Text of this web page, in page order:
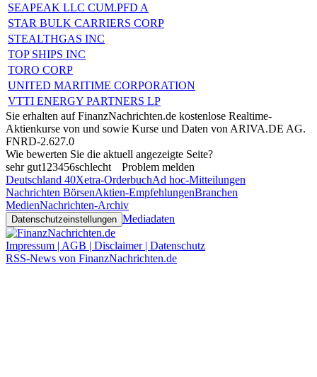
SEAPEAK LLC CUM.PFD A
STAR BULK CARRIERS CORP
STEALTHGAS INC
TOP SHIPS INC
TORO CORP
UNITED MARITIME CORPORATION
VTTI ENERGY PARTNERS LP
Sie erhalten auf FinanzNachrichten.de kostenlose Realtime-
Aktienkurse von und sowie Kurse und Daten von ARIVA.DE AG.
FNRD-2.627.0
Wie bewerten Sie die aktuell angezeigte Seite?
sehr gut1 23456schlecht
Problem melden
Deutschland 40Xetra-OrderbuchAd hoc-Mitteilungen
Nachrichten BörsenAktien-EmpfehlungenBranchen
MedienNachrichten-Archiv
Datenschutzeinstellungen Mediadaten
Impressum | AGB | Disclaimer | Datenschutz
RSS-News von FinanzNachrichten.de